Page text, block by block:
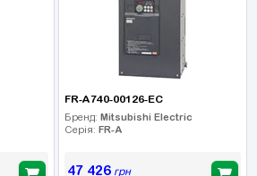
FR-A740-00126-EC
Бренд: Mitsubishi Electric
Серія: FR-A
47 426грн